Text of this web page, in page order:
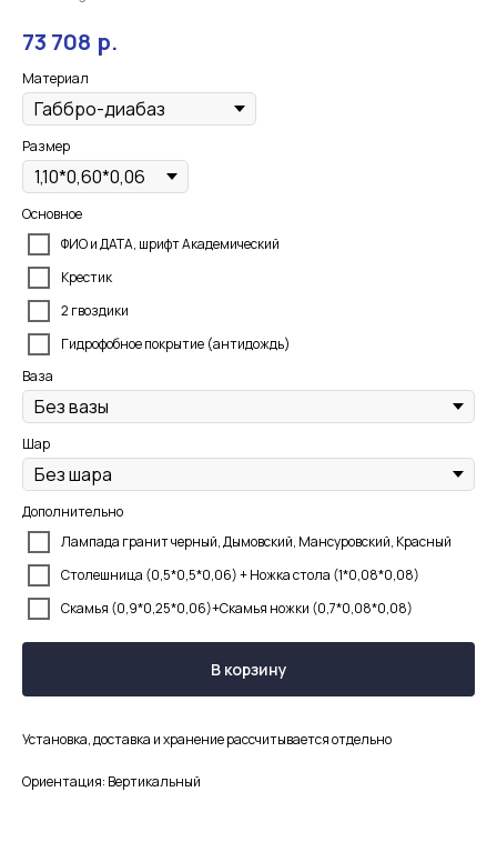
73 708 р.
Материал
Размер
Основное
ФИО и ДАТА, шрифт Академический
Крестик
2 гвоздики
Гидрофобное покрытие (антидождь)
Ваза
Шар
Дополнительно
Лампада гранит черный, Дымовский, Мансуровский, Красный
Столешница (0,5*0,5*0,06) + Ножка стола (1*0,08*0,08)
Скамья (0,9*0,25*0,06)+Скамья ножки (0,7*0,08*0,08)
В корзину
Установка, доставка и хранение рассчитывается отдельно
Ориентация: Вертикальный